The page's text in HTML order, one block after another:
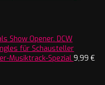
Musiktrack-Spezial 9,99 €